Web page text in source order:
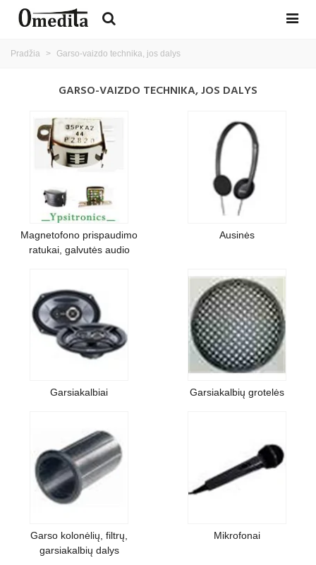
Pradžia > Garso-vaizdo technika, jos dalys
GARSO-VAIZDO TECHNIKA, JOS DALYS
Magnetofono prispaudimo
ratukai, galvutės audio
Ausinės
Garsiakalbiai Garsiakalbių grotelės
Garso kolonėlių, filtrų,
garsiakalbių dalys
Mikrofonai